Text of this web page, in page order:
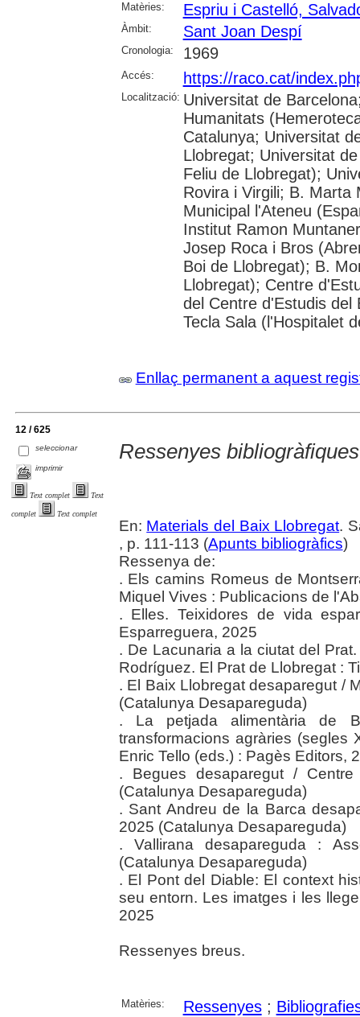
Matèries:
Espriu i Castelló,
Àmbit: Sant Joan Despí
Cronologia: 1969
Accés: https://raco.cat/
Localització: Universitat de
Humanitats
Catalunya; Universitat
Llobregat; Universitat
Feliu de Llobregat);
Rovira i Virgili; B. Marta
Municipal l'Ateneu
Institut Ramon
Josep Roca i Bros
Boi de Llobregat); B.
Llobregat); Centre
del Centre d'Estudis del
Tecla Sala (l'Hospitalet
Enllaç permanent a aquest
12 / 625
seleccionar
imprimir
Text complet Text
complet Text complet
Ressenyes bibliogràfiques
En: Materials del Baix Llobregat.
, p. 111-113 (Apunts bibliogràfics)
Ressenya de:
. Els camins Romeus de
Miquel Vives : Publicacions de
. Elles. Teixidores de vida
Esparreguera, 2025
. De Lacunaria a la ciutat del
Rodríguez. El Prat de Llobregat :
. El Baix Llobregat desaparegut /
(Catalunya Desapareguda)
. La petjada alimentària de
transformacions agràries (segles
Enric Tello (eds.) : Pagès Editors,
. Begues desaparegut /
(Catalunya Desapareguda)
. Sant Andreu de la Barca
2025 (Catalunya Desapareguda)
. Vallirana desapareguda :
(Catalunya Desapareguda)
. El Pont del Diable: El context
seu entorn. Les imatges i les
2025
Ressenyes breus.
Matèries: Ressenyes;